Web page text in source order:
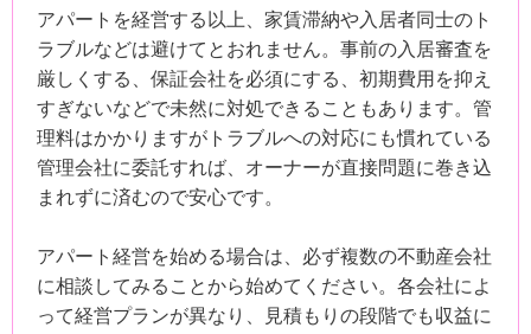
アパートを経営する以上、家賃滞納や入居者同士のト
ラブルなどは避けてとおれません。事前の入居審査を
厳しくする、保証会社を必須にする、初期費用を抑え
すぎないなどで未然に対処できることもあります。管
理料はかかりますがトラブルへの対応にも慣れている
管理会社に委託すれば、オーナーが直接問題に巻き込
まれずに済むので安心です。
アパート経営を始める場合は、必ず複数の不動産会社
に相談してみることから始めてください。各会社によ
って経営プランが異なり、見積もりの段階でも収益に